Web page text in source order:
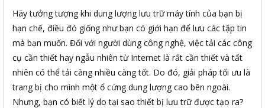
Hãy tưởng tượng khi dung lượng lưu trữ máy tính của bạn bị
hạn chế, điều đó giống như bạn có giới hạn để lưu các tập tin
mà bạn muốn. Đối với người dùng công nghệ, việc tải các công
cụ cần thiết hay ngẫu nhiên từ Internet là rất cần thiết và tất
nhiên có thể tải càng nhiều càng tốt. Do đó, giải pháp tối ưu là
trang bị cho mình một ổ cứng dung lượng cao bên ngoài.
Nhưng, bạn có biết lý do tại sao thiết bị lưu trữ được tạo ra?